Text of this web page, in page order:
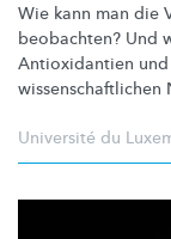
Wie kann man die
beobachten? Und
Antioxidantien
wissenschaftlichen
Université du